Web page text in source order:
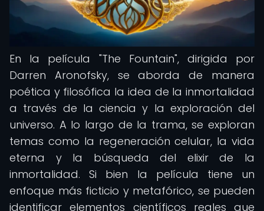
En la película "The Fountain", dirigida por
Darren Aronofsky, se aborda de manera
poética y filosófica la idea de la inmortalidad
a través de la ciencia y la exploración del
universo. A lo largo de la trama, se exploran
temas como la regeneración celular, la vida
eterna y la búsqueda del elixir de la
inmortalidad. Si bien la película tiene un
enfoque más ficticio y metafórico, se pueden
identificar elementos científicos reales que